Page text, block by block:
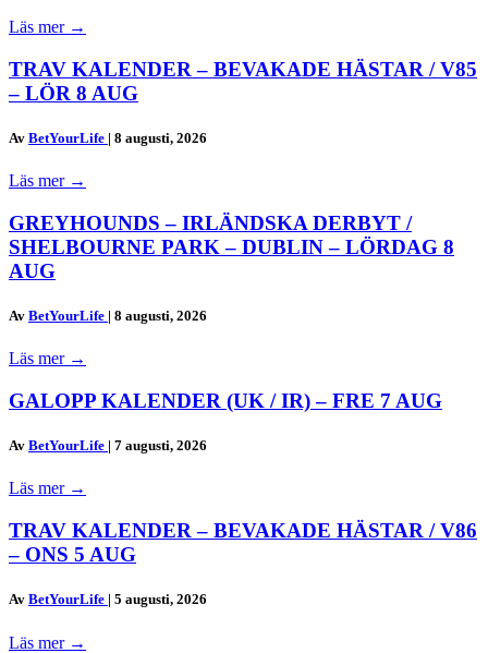
Läs mer →
TRAV KALENDER – BEVAKADE HÄSTAR / V85
– LÖR 8 AUG
Av BetYourLife | 8 augusti, 2026
Läs mer →
GREYHOUNDS – IRLÄNDSKA DERBYT /
SHELBOURNE PARK – DUBLIN – LÖRDAG 8
AUG
Av BetYourLife | 8 augusti, 2026
Läs mer →
GALOPP KALENDER (UK / IR) – FRE 7 AUG
Av BetYourLife | 7 augusti, 2026
Läs mer →
TRAV KALENDER – BEVAKADE HÄSTAR / V86
– ONS 5 AUG
Av BetYourLife | 5 augusti, 2026
Läs mer →